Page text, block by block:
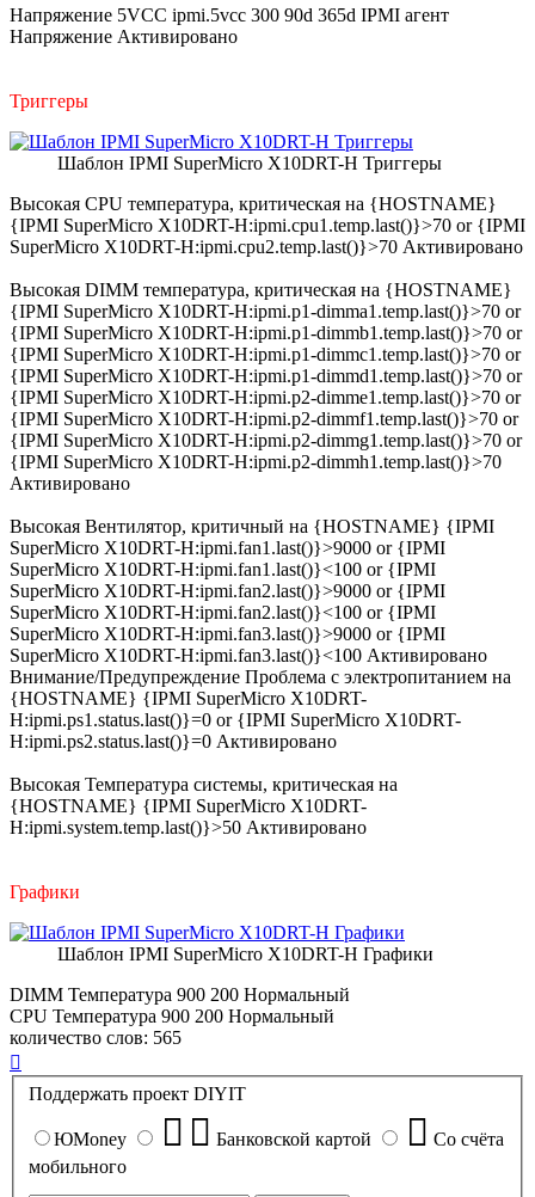
Напряжение 5VCC ipmi.5vcc 300 90d 365d IPMI агент
Напряжение Активировано
Триггеры
Шаблон IPMI SuperMicro X10DRT-H Триггеры
Высокая CPU температура, критическая на {HOSTNAME}
{IPMI SuperMicro X10DRT-H:ipmi.cpu1.temp.last()}>70 or {IPMI
SuperMicro X10DRT-H:ipmi.cpu2.temp.last()}>70 Активировано
Высокая DIMM температура, критическая на {HOSTNAME}
{IPMI SuperMicro X10DRT-H:ipmi.p1-dimma1.temp.last()}>70 or
{IPMI SuperMicro X10DRT-H:ipmi.p1-dimmb1.temp.last()}>70 or
{IPMI SuperMicro X10DRT-H:ipmi.p1-dimmc1.temp.last()}>70 or
{IPMI SuperMicro X10DRT-H:ipmi.p1-dimmd1.temp.last()}>70 or
{IPMI SuperMicro X10DRT-H:ipmi.p2-dimme1.temp.last()}>70 or
{IPMI SuperMicro X10DRT-H:ipmi.p2-dimmf1.temp.last()}>70 or
{IPMI SuperMicro X10DRT-H:ipmi.p2-dimmg1.temp.last()}>70 or
{IPMI SuperMicro X10DRT-H:ipmi.p2-dimmh1.temp.last()}>70
Активировано
Высокая Вентилятор, критичный на {HOSTNAME} {IPMI
SuperMicro X10DRT-H:ipmi.fan1.last()}>9000 or {IPMI
SuperMicro X10DRT-H:ipmi.fan1.last()}<100 or {IPMI
SuperMicro X10DRT-H:ipmi.fan2.last()}>9000 or {IPMI
SuperMicro X10DRT-H:ipmi.fan2.last()}<100 or {IPMI
SuperMicro X10DRT-H:ipmi.fan3.last()}>9000 or {IPMI
SuperMicro X10DRT-H:ipmi.fan3.last()}<100 Активировано
Внимание/Предупреждение Проблема с электропитанием на
{HOSTNAME} {IPMI SuperMicro X10DRT-
H:ipmi.ps1.status.last()}=0 or {IPMI SuperMicro X10DRT-
H:ipmi.ps2.status.last()}=0 Активировано
Высокая Температура системы, критическая на
{HOSTNAME} {IPMI SuperMicro X10DRT-
H:ipmi.system.temp.last()}>50 Активировано
Графики
Шаблон IPMI SuperMicro X10DRT-H Графики
DIMM Температура 900 200 Нормальный
CPU Температура 900 200 Нормальный
количество слов: 565
к
началу
Поддержать проект DIYIT
ЮMoney Банковской картой
Со счёта
мобильного